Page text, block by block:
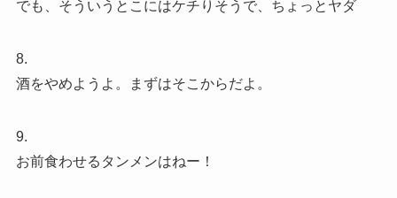
でも、そういうとこにはケチりそうで、ちょっとヤダ
8.
酒をやめようよ。まずはそこからだよ。
9.
お前食わせるタンメンはねー！